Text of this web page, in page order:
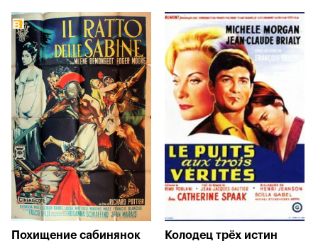
Похищение сабинянок
Колодец трёх истин